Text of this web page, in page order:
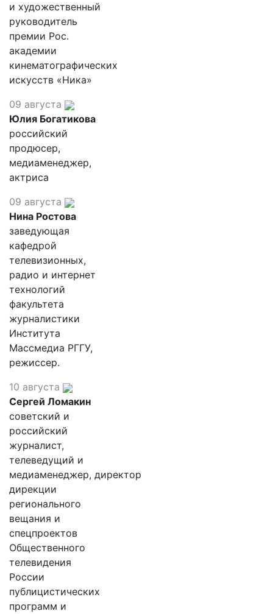
и художественный
руководитель
премии Рос.
академии
кинематографических
искусств «Ника»
09 августа
Юлия Богатикова
российский
продюсер,
медиаменеджер,
актриса
09 августа
Нина Ростова
заведующая
кафедрой
телевизионных,
радио и интернет
технологий
факультета
журналистики
Института
Массмедиа РГГУ,
режиссер.
10 августа
Сергей Ломакин
советский и
российский
журналист,
телеведущий и
медиаменеджер, директор
дирекции
регионального
вещания и
спецпроектов
Общественного
телевидения
России
публицистических
программ и